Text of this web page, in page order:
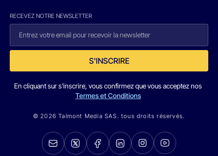
RECEVEZ NOTRE NEWSLETTER
S'INSCRIRE
En cliquant sur s'inscrire, vous confirmez que vous acceptez nos
Termes et Conditions
© 2026 Talmont Media SAS. tous droits réservés.